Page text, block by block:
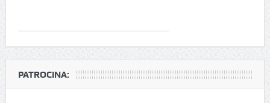
PATROCINA: